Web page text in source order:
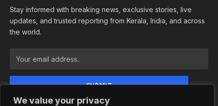
We value your privacy
Stay informed with breaking news, exclusive stories, live
updates, and trusted reporting from Kerala, India, and across
the world.